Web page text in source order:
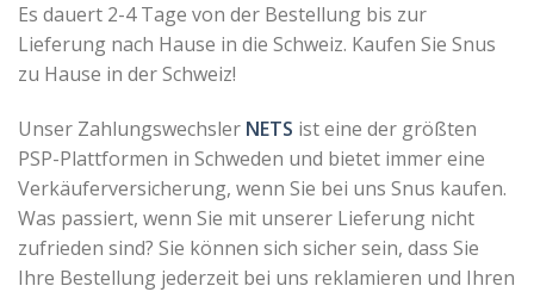
Es dauert 2-4 Tage von der Bestellung bis zur
Lieferung nach Hause in die Schweiz. Kaufen Sie Snus
zu Hause in der Schweiz!
Unser Zahlungswechsler NETS ist eine der größten
PSP-Plattformen in Schweden und bietet immer eine
Verkäuferversicherung, wenn Sie bei uns Snus kaufen.
Was passiert, wenn Sie mit unserer Lieferung nicht
zufrieden sind? Sie können sich sicher sein, dass Sie
Ihre Bestellung jederzeit bei uns reklamieren und Ihren